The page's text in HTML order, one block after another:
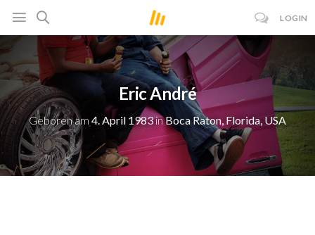
LOGIN
Eric André
Geboren am 4. April 1983inBoca Raton, Florida, USA